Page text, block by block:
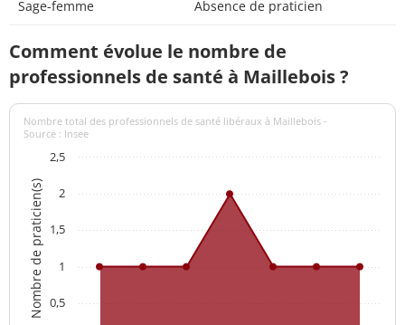
Sage-femme Absence de praticien
Comment évolue le nombre de
professionnels de santé à Maillebois ?
Nombre de praticien(s)
Nombre total des professionnels de santé libéraux à Maillebois -
Source : Insee
0,5
1
1,5
2
2,5